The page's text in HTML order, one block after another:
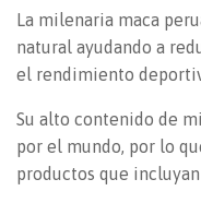
La milenaria maca
natural ayudando a
el rendimiento
Su alto contenido de
por el mundo, por lo
productos que